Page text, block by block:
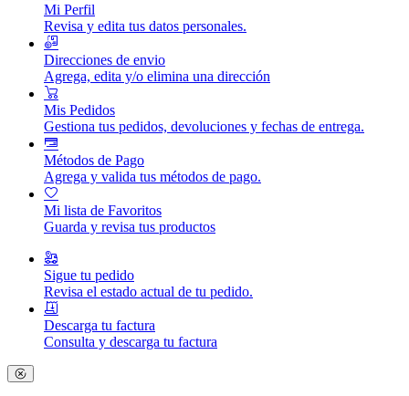
Mi Perfil
Revisa y edita tus datos personales.
Direcciones de envio
Agrega, edita y/o elimina una dirección
Mis Pedidos
Gestiona tus pedidos, devoluciones y fechas de entrega.
Métodos de Pago
Agrega y valida tus métodos de pago.
Mi lista de Favoritos
Guarda y revisa tus productos
Sigue tu pedido
Revisa el estado actual de tu pedido.
Descarga tu factura
Consulta y descarga tu factura